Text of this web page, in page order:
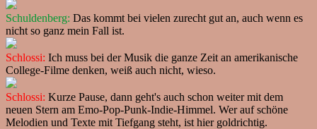
Schuldenberg: Das kommt bei vielen zurecht gut an, auch wenn es
nicht so ganz mein Fall ist.
Schlossi: Ich muss bei der Musik die ganze Zeit an amerikanische
College-Filme denken, weiß auch nicht, wieso.
Schlossi: Kurze Pause, dann geht's auch schon weiter mit dem
neuen Stern am Emo-Pop-Punk-Indie-Himmel. Wer auf schöne
Melodien und Texte mit Tiefgang steht, ist hier goldrichtig.